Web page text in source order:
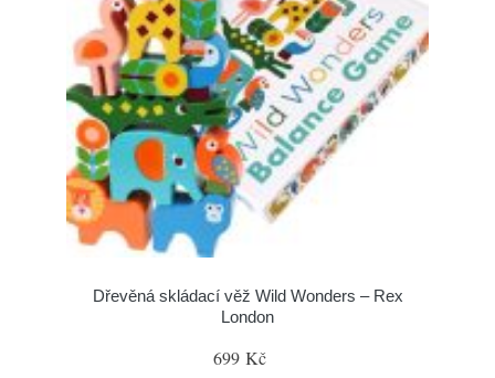
Dřevěná skládací věž Wild Wonders – Rex
London
699 Kč